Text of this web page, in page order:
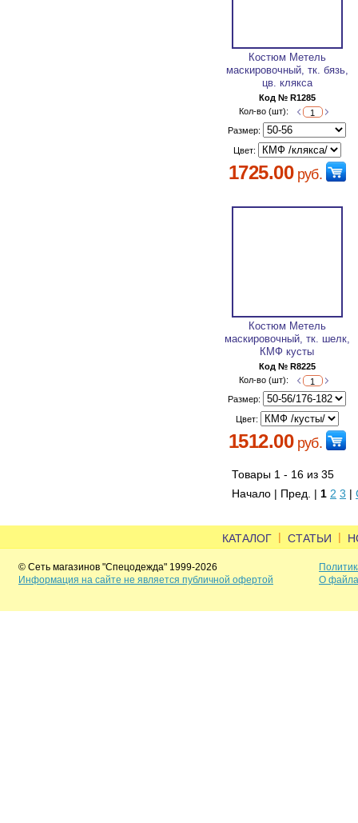
Костюм Метель
маскировочный, тк. бязь,
цв. клякса
Код № R1285
Кол-во (шт):
Размер:
Цвет:
1725.00руб.
Костюм Метель
маскировочный, тк. шелк,
КМФ кусты
Код № R8225
Кол-во (шт):
Размер:
Цвет:
1512.00руб.
Товары 1 - 16 из 35
Начало | Пред. | 1 2 3 |
КАТАЛОГ | СТАТЬИ |
© Сеть магазинов "Спецодежда" 1999-2026
Информация на сайте не является публичной офертой
О